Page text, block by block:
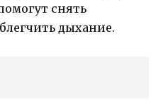
снять
дыхание.